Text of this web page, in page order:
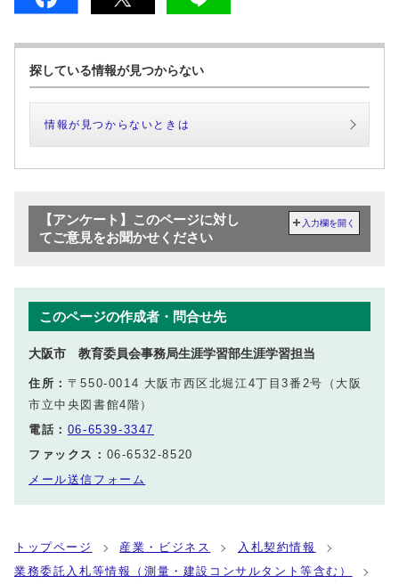
探している情報が見つからない
情報が見つからないときは
【アンケート】このページに対し
てご意見をお聞かせください
入力欄を開く
このページの作成者・問合せ先
大阪市 教育委員会事務局生涯学習部生涯学習担当
住所： 〒550-0014 大阪市西区北堀江4丁目3番2号（大阪
市立中央図書館4階）
電話： 06-6539-3347
ファックス： 06-6532-8520
メール送信フォーム
トップページ 産業・ビジネス
入札契約情報
業務委託入札等情報（測量・建設コンサルタント等含む）